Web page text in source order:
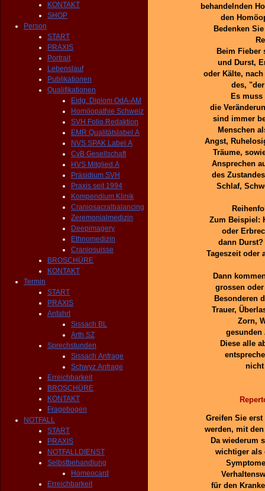
KONTAKT
SHOP
Person
START
PRAXIS
Portrait
Lebenslauf
Publikationen
Qualifikationen
Eidg. Diplom OdA-AM
Homöopathie Schweiz
SVH Folio Redaktion
EMR Qualitätslabel A
NVS SPAK Label A
CvB Gesellschaft
HVS Mitglied A
Präsidium SVH
Praxis seit 1994
Kompendium Klinik
Craniosacralbalancing
Zeremonialmedizin
Deepimagery
Ethnomedizin
Craniosuisse
BROSCHÜRE
KONTAKT
Termin
START
PRAXIS
Anfahrt
Sissach BL
Arth SZ
Sprechstunden
Sissach Anfrage
Schwyz Anfrage
Erreichbarkeit
BROSCHÜRE
KONTAKT
Fragebogen
NOTFALL
START
PRAXIS
NOTFALLDIENST
Selbstbehandlung
Homeocard
Erreichbarkeit
behandelnden
den
Bedenken
Beim Fieber
und Durst,
oder Kälte,
des,
Es
die
sind immer
Menschen
Angst,
Träume,
Ansprechen
des
Schlaf,
Zum Beispiel:
oder
dann
Tageszeit oder
Dann
grossen
Besonderen
Trauer,
Zorn,
gesunden
Diese alle
nicht
Greifen Sie
werden, mit
Da wiederum
wichtiger als
für den